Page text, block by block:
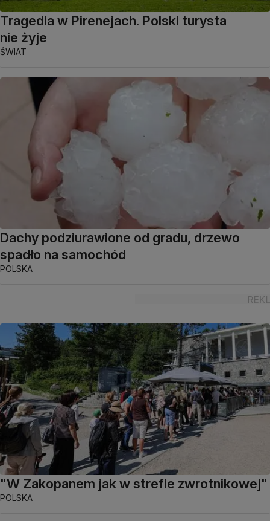
Tragedia w Pirenejach. Polski turysta
nie żyje
ŚWIAT
Dachy podziurawione od gradu, drzewo
spadło na samochód
POLSKA
"W Zakopanem jak w strefie zwrotnikowej"
POLSKA